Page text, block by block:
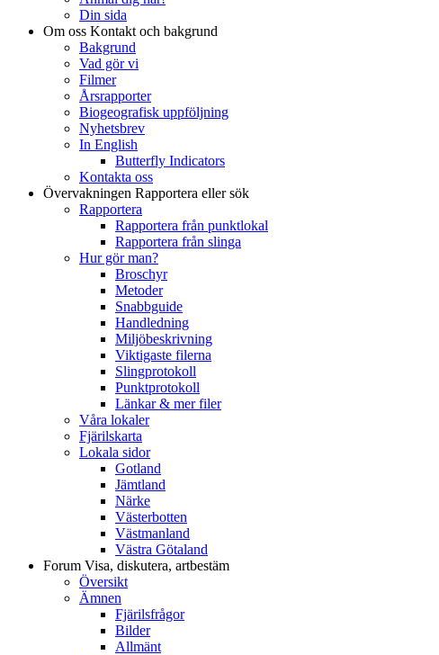
Din sida
Om oss Kontakt och bakgrund
Bakgrund
Vad gör vi
Filmer
Årsrapporter
Biogeografisk uppföljning
Nyhetsbrev
In English
Butterfly Indicators
Kontakta oss
Övervakningen Rapportera eller sök
Rapportera
Rapportera från punktlokal
Rapportera från slinga
Hur gör man?
Broschyr
Metoder
Snabbguide
Handledning
Miljöbeskrivning
Viktigaste filerna
Slingprotokoll
Punktprotokoll
Länkar & mer filer
Våra lokaler
Fjärilskarta
Lokala sidor
Gotland
Jämtland
Närke
Västerbotten
Västmanland
Västra Götaland
Forum Visa, diskutera, artbestäm
Översikt
Ämnen
Fjärilsfrågor
Bilder
Allmänt